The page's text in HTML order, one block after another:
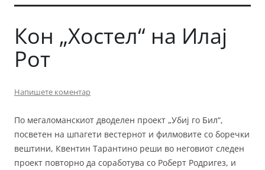
Кон „Хостел“ на Илај
Рот
Напишете коментар
По мегаломанскиот дводелен проект „Убиј го Бил“,
посветен на шпагети вестернот и филмовите со боречки
вештини, Квентин Тарантино реши во неговиот следен
проект повторно да соработува со Роберт Родригез, и